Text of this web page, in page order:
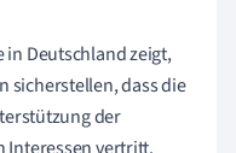
in Deutschland zeigt,
sicherstellen, dass die
der
Interessen vertritt.